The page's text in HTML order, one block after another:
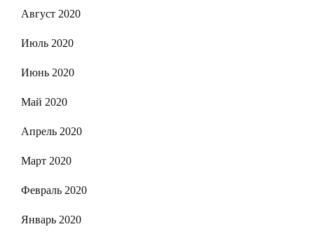
Август 2020
Июль 2020
Июнь 2020
Май 2020
Апрель 2020
Март 2020
Февраль 2020
Январь 2020